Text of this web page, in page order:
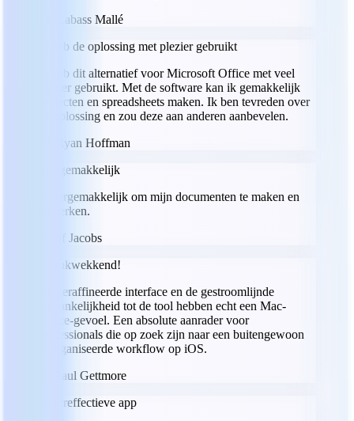
Labass Mallé
Ik heb de oplossing met plezier gebruikt
Ik heb dit alternatief voor Microsoft Office met veel
plezier gebruikt. Met de software kan ik gemakkelijk
projecten en spreadsheets maken. Ik ben tevreden over
de oplossing en zou deze aan anderen aanbevelen.
Ryan Hoffman
Erg gemakkelijk
Supergemakkelijk om mijn documenten te maken en
bewerken.
Jeff Jacobs
Indrukwekkend!
De geraffineerde interface en de gestroomlijnde
toegankelijkheid tot de tool hebben echt een Mac-
Office-gevoel. Een absolute aanrader voor
professionals die op zoek zijn naar een buitengewoon
georganiseerde workflow op iOS.
Paul Gettmore
Supereffectieve app